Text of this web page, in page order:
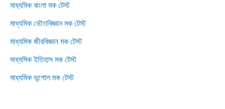
মাধ্যমিক বাংলা মক টেস্ট
মাধ্যমিক ভৌতবিজ্ঞান মক টেস্ট
মাধ্যমিক জীববিজ্ঞান মক টেস্ট
মাধ্যমিক ইতিহাস মক টেস্ট
মাধ্যমিক ভূগোল মক টেস্ট